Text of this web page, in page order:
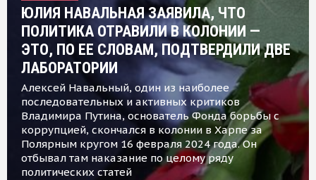
ЮЛИЯ НАВАЛЬНАЯ ЗАЯВИЛА, ЧТО
ПОЛИТИКА ОТРАВИЛИ В КОЛОНИИ —
ЭТО, ПО ЕЕ СЛОВАМ, ПОДТВЕРДИЛИ ДВЕ
ЛАБОРАТОРИИ
Алексей Навальный, один из наиболее
последовательных и активных критиков
Владимира Путина, основатель Фонда борьбы с
коррупцией, скончался в колонии в Харпе за
Полярным кругом 16 февраля 2024 года. Он
отбывал там наказание по целому ряду
политических статей